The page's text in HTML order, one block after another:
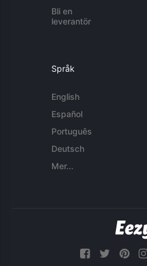
Bli en
leverantör
Språk
English
Español
Português
Deutsch
Mer...